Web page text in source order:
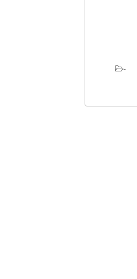
-